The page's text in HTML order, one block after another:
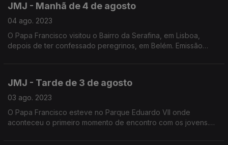
JMJ - Manhã de 4 de agosto
04 ago. 2023
O Papa Francisco visitou o Bairro da Serafina, em Lisboa,
depois de ter confessado peregrinos, em Belém. Emissão
JMJ - Tarde de 3 de agosto
03 ago. 2023
O Papa Francisco esteve no Parque Eduardo VII onde
aconteceu o primeiro momento de encontro com os jovens.